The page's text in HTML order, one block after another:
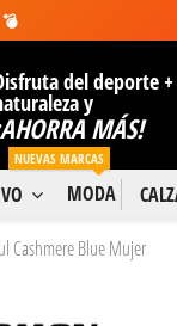
💣
del deporte +
y
MÁS!
MODA
NUEVAS MARCAS
Cashmere Blue Mujer